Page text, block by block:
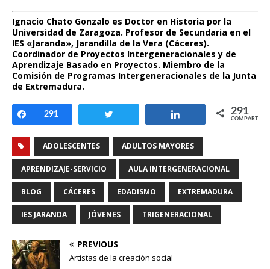
Ignacio Chato Gonzalo es Doctor en Historia por la
Universidad de Zaragoza. Profesor de Secundaria en el
IES «Jaranda», Jarandilla de la Vera (Cáceres).
Coordinador de Proyectos Intergeneracionales y de
Aprendizaje Basado en Proyectos. Miembro de la
Comisión de Programas Intergeneracionales de la Junta
de Extremadura.
Compartir
291 Compartir 291
COMPARTIR
ADOLESCENTES ADULTOS MAYORES
APRENDIZAJE-SERVICIO AULA INTERGENERACIONAL
BLOG CÁCERES EDADISMO EXTREMADURA
IES JARANDA JÓVENES TRIGENERACIONAL
PREVIOUS
Artistas de la creación social